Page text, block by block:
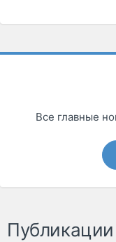
Все главные